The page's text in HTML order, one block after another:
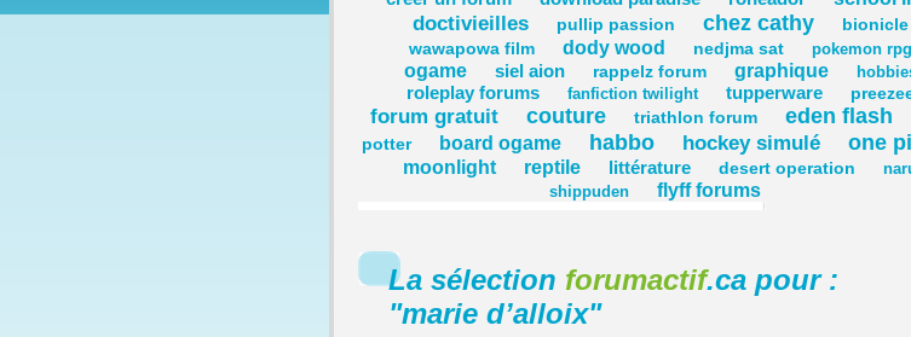
doctivieilles pullip passion chez cathy
bionicle
wawapowa film
dody wood nedjma sat pokemon rpg
ogame siel aion rappelz forum graphique
roleplay forums fanfiction twilight tupperware
forum gratuit couture triathlon forum eden flash
potter
board ogame habbo hockey simulé one
moonlight reptile littérature desert operation
shippuden
flyff forums
La sélection forumactif.ca pour :
"marie d’alloix"